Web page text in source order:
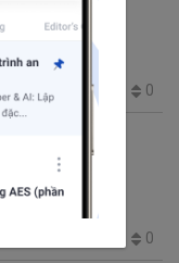
thuần túy
0
MERN
0